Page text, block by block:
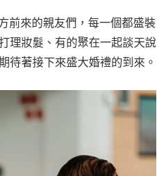
前來的親友們，每一個都盛裝
理妝髮、有的聚在一起談天說
待著接下來盛大婚禮的到來。